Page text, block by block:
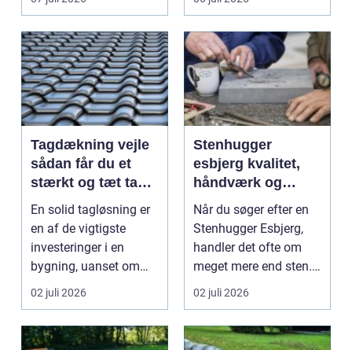
Tagdækning vejle
sådan får du et
stærkt og tæt tag i
mange år
En solid tagløsning er
en af de vigtigste
investeringer i en
bygning, uanset om
der er tale om bolig...
02 juli 2026
Stenhugger
esbjerg kvalitet,
håndværk og
personlige
løsninger
Når du søger efter en
Stenhugger Esbjerg,
handler det ofte om
meget mere end sten.
Det handler om at...
02 juli 2026